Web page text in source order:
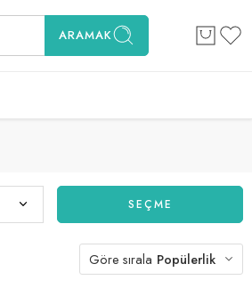
ARAMAK
SEÇME
Göre sırala Popülerlik